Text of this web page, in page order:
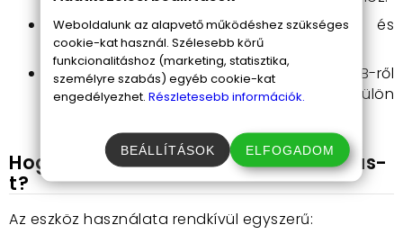
Cloud funkciók: Távoli elérés és
tartalomkezelés felhőn keresztül.
Energiatakarékos működés
: USB-ről
táplálható (5V/1A), így nincs szükség külön
Hogyan használd az AnyCast M9 Plus-
t?
Az eszköz használata rendkívül egyszerű:
Weboldalunk az alapvető működéshez szükséges
cookie-kat használ. Szélesebb körű
funkcionalitáshoz (marketing, statisztika,
személyre szabás) egyéb cookie-kat
engedélyezhet. Részletesebb információk.
BEÁLLÍTÁSOK ELFOGADOM